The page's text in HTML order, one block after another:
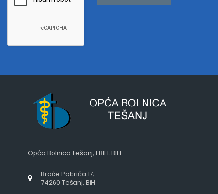
Opća Bolnica Tešanj, FBIH, BIH
Braće Pobrića 17,
74260 Tešanj, BiH